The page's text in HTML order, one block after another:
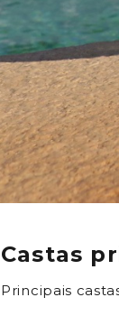
Castas
Principais